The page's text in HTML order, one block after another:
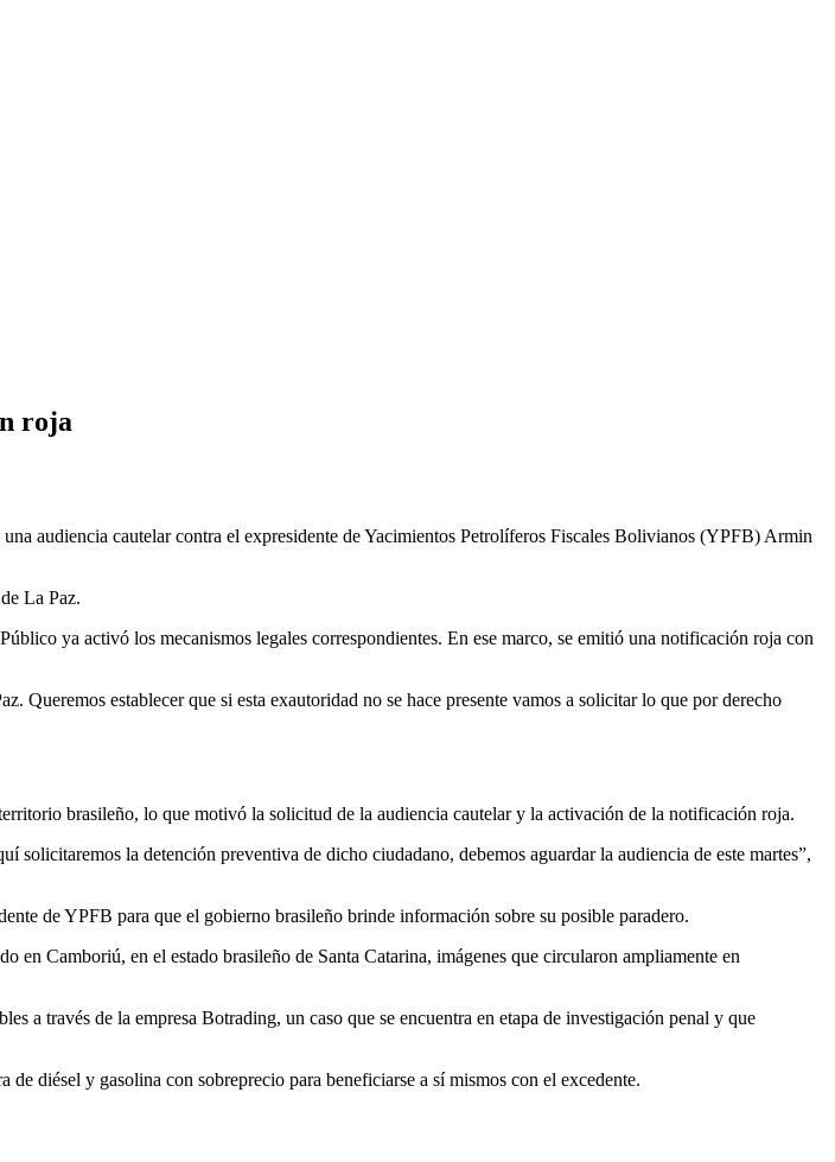
roja
audiencia cautelar contra el expresidente de Yacimientos Petrolíferos Fiscales Bolivianos (YPFB) Armin
La Paz.
ya activó los mecanismos legales correspondientes. En ese marco, se emitió una notificación roja con
Queremos establecer que si esta exautoridad no se hace presente vamos a solicitar lo que por derecho
brasileño, lo que motivó la solicitud de la audiencia cautelar y la activación de la notificación roja.
la detención preventiva de dicho ciudadano, debemos aguardar la audiencia de este martes”,
de YPFB para que el gobierno brasileño brinde información sobre su posible paradero.
Camboriú, en el estado brasileño de Santa Catarina, imágenes que circularon ampliamente en
a través de la empresa Botrading, un caso que se encuentra en etapa de investigación penal y que
diésel y gasolina con sobreprecio para beneficiarse a sí mismos con el excedente.